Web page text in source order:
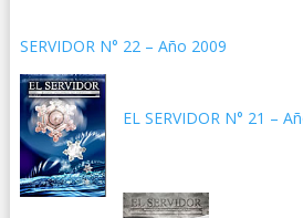
SERVIDOR N° 22 – Año 2009
EL SERVIDOR N° 21 –